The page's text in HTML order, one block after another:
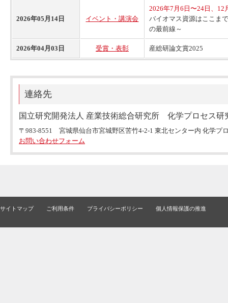
2026年05月14日 イベント・講演会
2026年7月6日〜24日、12
バイオマス資源はここま
の最前線～
2026年04月03日 受賞・表彰 産総研論文賞2025
連絡先
国立研究開発法人 産業技術総合研究所 化学プロセス研
〒983-8551 宮城県仙台市宮城野区苦竹4-2-1 東北センター内 化学プ
お問い合わせフォーム